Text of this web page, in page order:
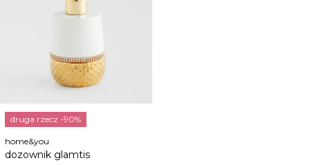
druga rzecz -90%
home&you
dozownik glamtis